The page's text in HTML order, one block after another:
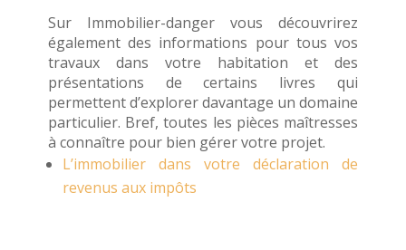
Sur Immobilier-danger vous découvrirez
également des informations pour tous vos
travaux dans votre habitation et des
présentations de certains livres qui
permettent d’explorer davantage un domaine
particulier. Bref, toutes les pièces maîtresses
à connaître pour bien gérer votre projet.
L’immobilier dans votre déclaration de
revenus aux impôts